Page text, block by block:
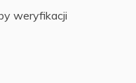
weryfikacji